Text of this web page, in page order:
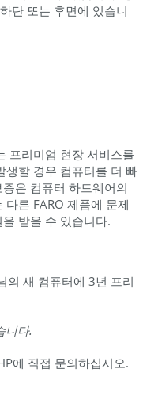
단 또는 후면에 있습니
프리미엄 현장 서비스를
생할 경우 컴퓨터를 더 빠
은 컴퓨터 하드웨어의
른 FARO 제품에 문제
받을 수 있습니다.
새 컴퓨터에 3년 프리
니다.
에 직접 문의하십시오.